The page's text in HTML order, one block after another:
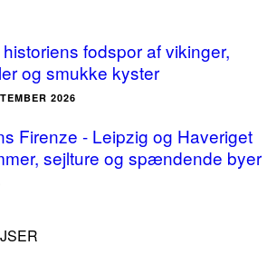
fodspor af vikinger,
og smukke kyster
2026
Firenze - Leipzig og Haveriget
sejlture og spændende byer